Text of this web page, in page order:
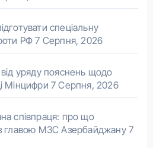
спеціальну
РФ 7 Серпня, 2026
уряду пояснень щодо
Мінцифри 7 Серпня, 2026
співпраця: про що
главою МЗС Азербайджану 7